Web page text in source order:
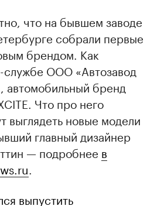
что на бывшем заводе
собрали первые
брендом. Как
ООО «Автозавод
автомобильный бренд
Что про него
выглядеть новые модели
главный дизайнер
— подробнее в
выпустить